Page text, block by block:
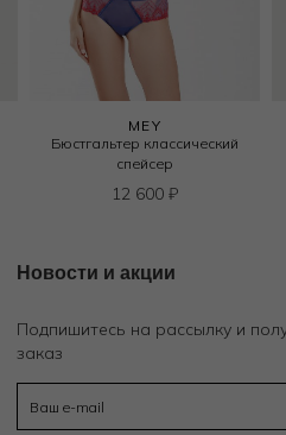
MEY
Бюстгальтер классический
спейсер
12 600 ₽
Новости и акции
Подпишитесь на рассылку и
заказ